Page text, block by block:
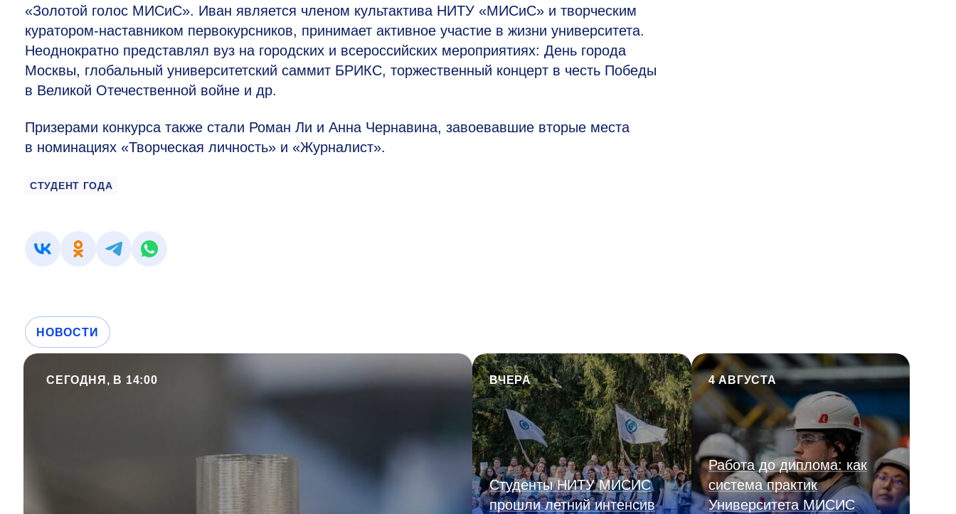
«Золотой голос МИСиС». Иван является членом культактива НИТУ «МИСиС» и творческим
куратором-наставником первокурсников, принимает активное участие в жизни университета.
Неоднократно представлял вуз на городских и всероссийских мероприятиях: День города
Москвы, глобальный университетский саммит БРИКС, торжественный концерт в честь Победы
в Великой Отечественной войне и др.
Призерами конкурса также стали Роман Ли и Анна Чернавина, завоевавшие вторые места
в номинациях «Творческая личность» и «Журналист».
СТУДЕНТ ГОДА
НОВОСТИ
СЕГОДНЯ, В 14:00 ВЧЕРА
Студенты НИТУ МИСИС
прошли летний интенсив
4 АВГУСТА
Работа до диплома: как
система практик
Университета МИСИС